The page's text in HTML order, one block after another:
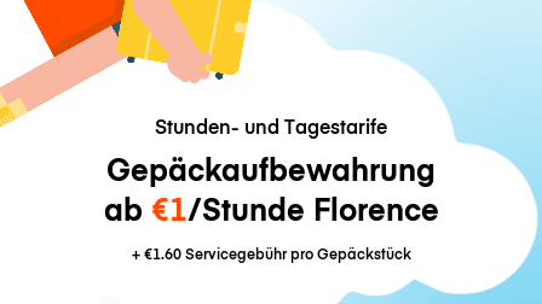
Stunden- und Tagestarife
Gepäckaufbewahrung
ab €1/Stunde Florence
+€1.60Servicegebühr pro Gepäckstück